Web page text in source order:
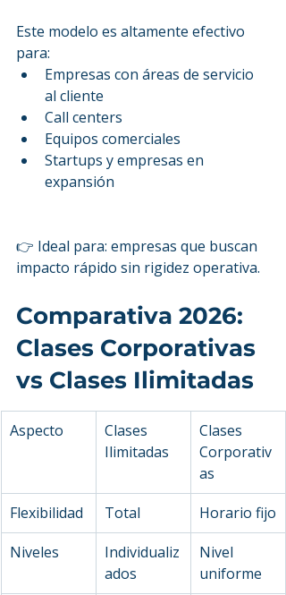
Este modelo es altamente efectivo
para:
Empresas con áreas de servicio
al cliente
Call centers
Equipos comerciales
Startups y empresas en
expansión
👉 Ideal para: empresas que buscan
impacto rápido sin rigidez operativa.
Comparativa 2026:
Clases Corporativas
vs Clases Ilimitadas
Aspecto
Clases
Ilimitadas
Clases
Corporativ
as
Flexibilidad
Total
Horario fijo
Niveles
Individualiz
ados
Nivel
uniforme